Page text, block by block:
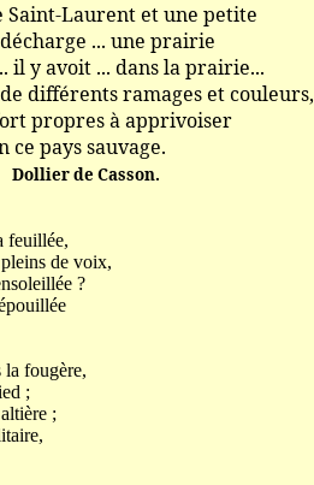
et une petite
... une prairie
... dans la prairie...
ramages et couleurs,
à apprivoiser
sauvage.
Dollier de Casson.
feuillée,
de voix,
?
la fougère,
;
;